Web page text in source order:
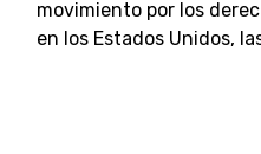
movimiento por los
en los Estados Unidos,